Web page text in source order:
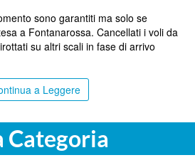
sono garantiti ma solo se
a Fontanarossa. Cancellati i voli da
su altri scali in fase di arrivo
a Leggere
Categoria